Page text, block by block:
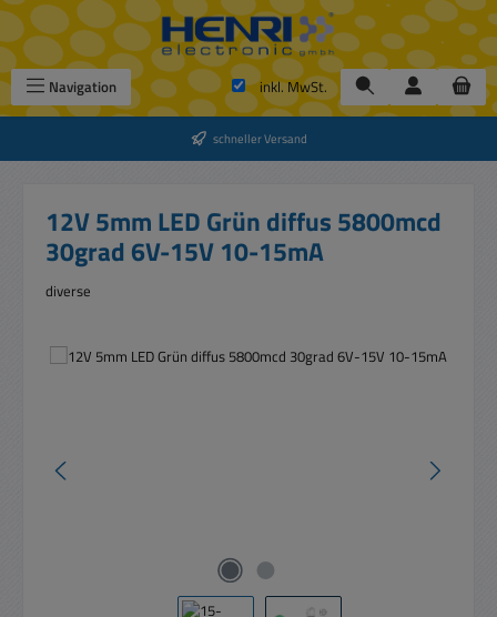
Zum Hauptinhalt springen
Navigation inkl. MwSt.
schneller Versand
12V 5mm LED Grün diffus 5800mcd
30grad 6V-15V 10-15mA
diverse